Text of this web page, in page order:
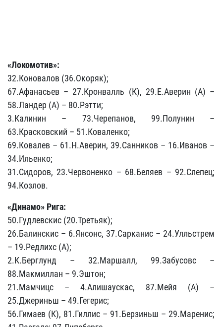
«Локомотив»:
32.Коновалов (36.Окоряк);
67.Афанасьев – 27.Кронвалль (К), 29.Е.Аверин (А) –
58.Ландер (А) – 80.Рэтти;
3.Калинин – 73.Черепанов, 99.Полунин –
63.Красковский – 51.Коваленко;
69.Ковалев – 61.Н.Аверин, 39.Санников – 16.Иванов –
34.Ильенко;
31.Сидоров, 23.Червоненко – 68.Беляев – 92.Слепец;
94.Козлов.
«Динамо» Рига:
50.Гудлевскис (20.Третьяк);
26.Балинскис – 6.Янсонс, 37.Сарканис – 24.Улльстрем
– 19.Редлихс (А);
2.К.Берглунд – 32.Маршалл, 99.Забусовс –
88.Макмиллан – 9.Эштон;
21.Мамчицс – 4.Алишаускас, 87.Мейя (А) –
25.Джериньш – 49.Гегерис;
56.Гимаев (К), 81.Гиллис – 91.Берзиньш – 29.Маренис;